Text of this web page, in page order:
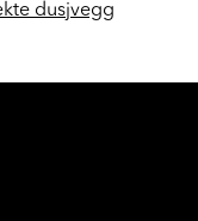
dusjvegg